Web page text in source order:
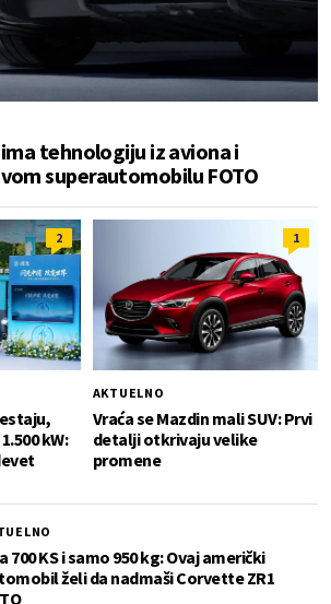
tehnologiju iz aviona i
superautomobilu FOTO
2
kW:
1
AKTUELNO
Vraća se Mazdin mali SUV: Prvi
detalji otkrivaju velike
promene
700 KS i samo 950 kg: Ovaj američki
želi da nadmaši Corvette ZR1